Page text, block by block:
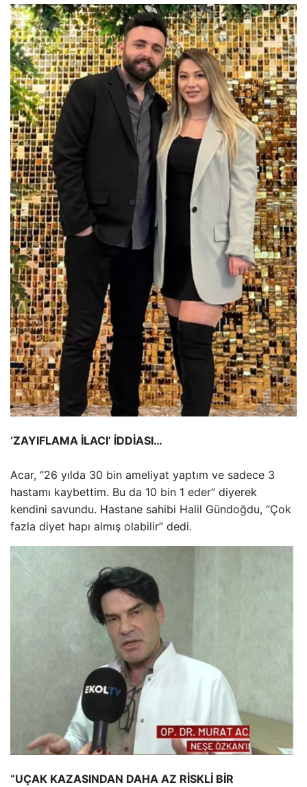
‘ZAYIFLAMA İLACI’ İDDİASI…
Acar, “26 yılda 30 bin ameliyat yaptım ve sadece 3
hastamı kaybettim. Bu da 10 bin 1 eder” diyerek
kendini savundu. Hastane sahibi Halil Gündoğdu, “Çok
fazla diyet hapı almış olabilir” dedi.
“UÇAK KAZASINDAN DAHA AZ RİSKLİ BİR